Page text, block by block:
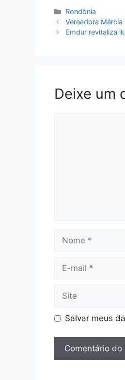
Categorias
Rondônia
Vereadora
Emdur revitaliza
Deixe um
Nome
Site
Salvar meus